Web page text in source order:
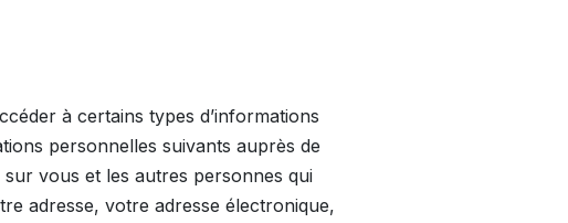
à certains types d’informations
personnelles suivants auprès de
vous et les autres personnes qui
adresse, votre adresse électronique,